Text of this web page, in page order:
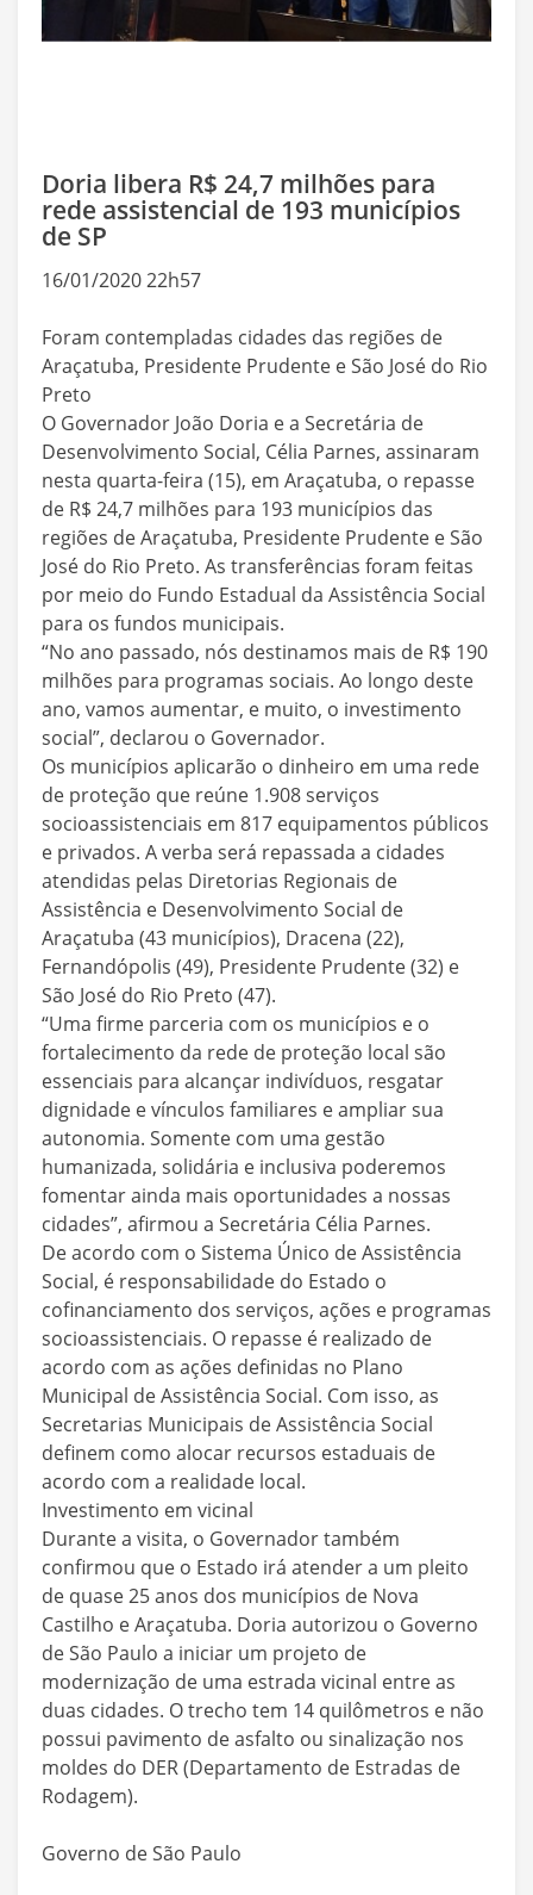
Doria libera R$ 24,7 milhões para
rede assistencial de 193 municípios
de SP
16/01/2020 22h57
Foram contempladas cidades das regiões de
Araçatuba, Presidente Prudente e São José do Rio
Preto
O Governador João Doria e a Secretária de
Desenvolvimento Social, Célia Parnes, assinaram
nesta quarta-feira (15), em Araçatuba, o repasse
de R$ 24,7 milhões para 193 municípios das
regiões de Araçatuba, Presidente Prudente e São
José do Rio Preto. As transferências foram feitas
por meio do Fundo Estadual da Assistência Social
para os fundos municipais.
“No ano passado, nós destinamos mais de R$ 190
milhões para programas sociais. Ao longo deste
ano, vamos aumentar, e muito, o investimento
social”, declarou o Governador.
Os municípios aplicarão o dinheiro em uma rede
de proteção que reúne 1.908 serviços
socioassistenciais em 817 equipamentos públicos
e privados. A verba será repassada a cidades
atendidas pelas Diretorias Regionais de
Assistência e Desenvolvimento Social de
Araçatuba (43 municípios), Dracena (22),
Fernandópolis (49), Presidente Prudente (32) e
São José do Rio Preto (47).
“Uma firme parceria com os municípios e o
fortalecimento da rede de proteção local são
essenciais para alcançar indivíduos, resgatar
dignidade e vínculos familiares e ampliar sua
autonomia. Somente com uma gestão
humanizada, solidária e inclusiva poderemos
fomentar ainda mais oportunidades a nossas
cidades”, afirmou a Secretária Célia Parnes.
De acordo com o Sistema Único de Assistência
Social, é responsabilidade do Estado o
cofinanciamento dos serviços, ações e programas
socioassistenciais. O repasse é realizado de
acordo com as ações definidas no Plano
Municipal de Assistência Social. Com isso, as
Secretarias Municipais de Assistência Social
definem como alocar recursos estaduais de
acordo com a realidade local.
Investimento em vicinal
Durante a visita, o Governador também
confirmou que o Estado irá atender a um pleito
de quase 25 anos dos municípios de Nova
Castilho e Araçatuba. Doria autorizou o Governo
de São Paulo a iniciar um projeto de
modernização de uma estrada vicinal entre as
duas cidades. O trecho tem 14 quilômetros e não
possui pavimento de asfalto ou sinalização nos
moldes do DER (Departamento de Estradas de
Rodagem).
Governo de São Paulo